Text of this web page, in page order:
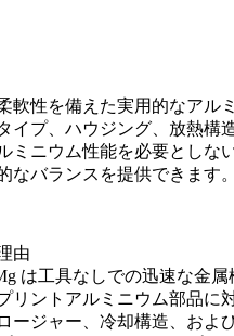
性を備えた実用的なア
プ、ハウジング、放熱
ニウム性能を必要とし
バランスを提供できます。
由
は工具なしでの迅速な金
リントアルミニウム部品に
ージャー、冷却構造、およ